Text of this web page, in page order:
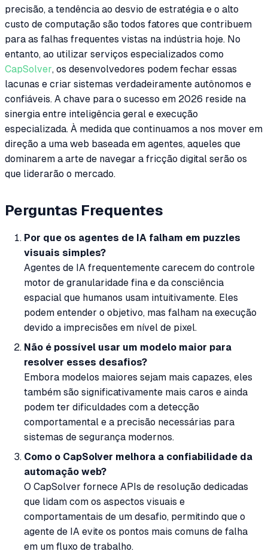
precisão, a tendência ao desvio de estratégia e o alto
custo de computação são todos fatores que contribuem
para as falhas frequentes vistas na indústria hoje. No
entanto, ao utilizar serviços especializados como
CapSolver, os desenvolvedores podem fechar essas
lacunas e criar sistemas verdadeiramente autônomos e
confiáveis. A chave para o sucesso em 2026 reside na
sinergia entre inteligência geral e execução
especializada. À medida que continuamos a nos mover em
direção a uma web baseada em agentes, aqueles que
dominarem a arte de navegar a fricção digital serão os
que liderarão o mercado.
Perguntas Frequentes
Por que os agentes de IA falham em puzzles
visuais simples?
Agentes de IA frequentemente carecem do controle
motor de granularidade fina e da consciência
espacial que humanos usam intuitivamente. Eles
podem entender o objetivo, mas falham na execução
devido a imprecisões em nível de pixel.
Não é possível usar um modelo maior para
resolver esses desafios?
Embora modelos maiores sejam mais capazes, eles
também são significativamente mais caros e ainda
podem ter dificuldades com a detecção
comportamental e a precisão necessárias para
sistemas de segurança modernos.
Como o CapSolver melhora a confiabilidade da
automação web?
O CapSolver fornece APIs de resolução dedicadas
que lidam com os aspectos visuais e
comportamentais de um desafio, permitindo que o
agente de IA evite os pontos mais comuns de falha
em um fluxo de trabalho.